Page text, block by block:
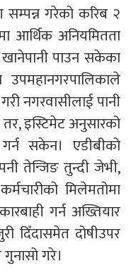
सम्पन्न गरेको करिब २
आर्थिक अनियमितता
पाउन सकेका
नगरवासीलाई पानी
इस्टिमेट अनुसारको
सकेन। एडीबीको
तेन्जिङ तुन्दी जेभी,
मिलेमतोमा
गर्न अख्तियार
दिँदासमेत दोषीउपर
गरे।